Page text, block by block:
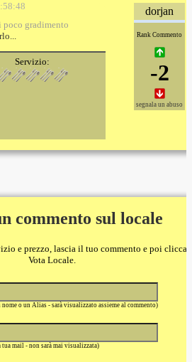
gradimento
Servizio:
dorjan
Rank Commento
-2
segnala un abuso
commento sul locale
e prezzo, lascia il tuo commento e poi clicca
Vota Locale.
nome o un Alias - sarà visualizzato assieme al commento)
tua mail - non sarà mai visualizzata)